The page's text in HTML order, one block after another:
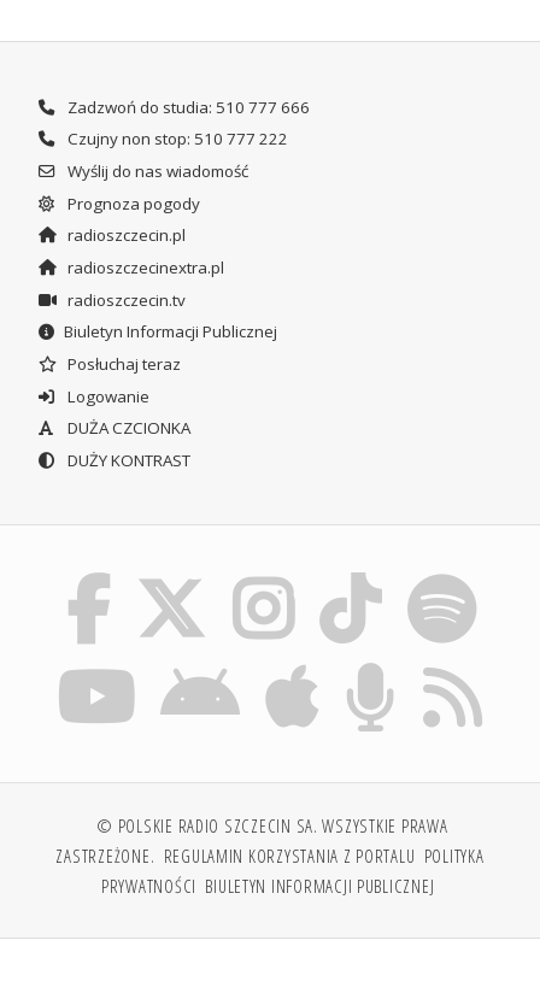
Zadzwoń do studia: 510 777 666
Czujny non stop: 510 777 222
Wyślij do nas wiadomość
Prognoza pogody
radioszczecin.pl
radioszczecinextra.pl
radioszczecin.tv
Biuletyn Informacji Publicznej
Posłuchaj teraz
Logowanie
DUŻA CZCIONKA
DUŻY KONTRAST
© POLSKIE RADIO SZCZECIN SA. WSZYSTKIE PRAWA
ZASTRZEŻONE. REGULAMIN KORZYSTANIA Z PORTALU POLITYKA
PRYWATNOŚCI BIULETYN INFORMACJI PUBLICZNEJ